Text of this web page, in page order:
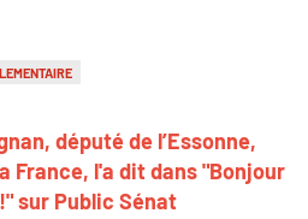
député de l’Essonne,
France, l'a dit dans "Bonjour
sur Public Sénat